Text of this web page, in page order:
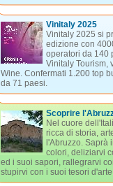
Vinitaly 2025
Vinitaly 2025 si
edizione con
operatori da 140
Vinitaly Tourism,
Wine. Confermati 1.200 top
da 71 paesi.
Scoprire
Nel cuore
ricca di storia,
l'Abruzzo. Saprà
colori, deliziarvi
ed i suoi sapori, rallegrarvi
stupirvi con i suoi tesori